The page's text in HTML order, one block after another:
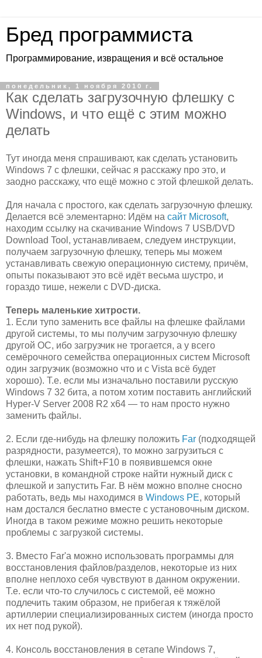
Бред программиста
Программирование, извращения и всё остальное
понедельник, 1 ноября 2010 г.
Как сделать загрузочную флешку с
Windows, и что ещё с этим можно
делать
Тут иногда меня спрашивают, как сделать установить
Windows 7 с флешки, сейчас я расскажу про это, и
заодно расскажу, что ещё можно с этой флешкой делать.
Для начала с простого, как сделать загрузочную флешку.
Делается всё элементарно: Идём на сайт Microsoft,
находим ссылку на скачивание Windows 7 USB/DVD
Download Tool, устанавливаем, следуем инструкции,
получаем загрузочную флешку, теперь мы можем
устанавливать свежую операционную систему, причём,
опыты показывают это всё идёт весьма шустро, и
гораздо тише, нежели с DVD-диска.
Теперь маленькие хитрости.
1. Если тупо заменить все файлы на флешке файлами
другой системы, то мы получим загрузочную флешку
другой ОС, ибо загрузчик не трогается, а у всего
семёрочного семейства операционных систем Microsoft
один загрузчик (возможно что и с Vista всё будет
хорошо). Т.е. если мы изначально поставили русскую
Windows 7 32 бита, а потом хотим поставить английский
Hyper-V Server 2008 R2 x64 — то нам просто нужно
заменить файлы.
2. Если где-нибудь на флешку положить Far (подходящей
разрядности, разумеется), то можно загрузиться с
флешки, нажать Shift+F10 в появившемся окне
установки, в командной строке найти нужный диск с
флешкой и запустить Far. В нём можно вполне сносно
работать, ведь мы находимся в Windows PE, который
нам достался беслатно вместе с установочным диском.
Иногда в таком режиме можно решить некоторые
проблемы с загрузкой системы.
3. Вместо Far'а можно использовать программы для
восстановления файлов/разделов, некоторые из них
вполне неплохо себя чувствуют в данном окружении.
Т.е. если что-то случилось с системой, её можно
подлечить таким образом, не прибегая к тяжёлой
артиллерии специализированных систем (иногда просто
их нет под рукой).
4. Консоль восстановления в сетапе Windows 7,